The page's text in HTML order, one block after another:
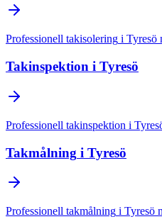
Professionell takisolering i Tyresö
Takinspektion i Tyresö
Professionell takinspektion i
Takmålning i Tyresö
Professionell takmålning i Tyresö